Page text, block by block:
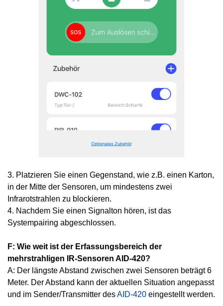
3. Platzieren Sie einen Gegenstand, wie z.B. einen Karton,
in der Mitte der Sensoren, um mindestens zwei
Infrarotstrahlen zu blockieren.
4. Nachdem Sie einen Signalton hören, ist das
Systempairing abgeschlossen.
F: Wie weit ist der Erfassungsbereich der
mehrstrahligen IR-Sensoren AID-420?
A: Der längste Abstand zwischen zwei Sensoren beträgt 6
Meter. Der Abstand kann der aktuellen Situation angepasst
und im Sender/Transmitter desAID-420 eingestellt werden.